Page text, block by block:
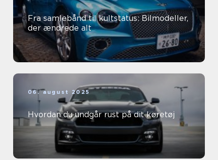
Fra samlebånd til kultstatus: Bilmodeller,
der ændrede alt
06. august 2025
Hvordan du undgår rust på dit køretøj